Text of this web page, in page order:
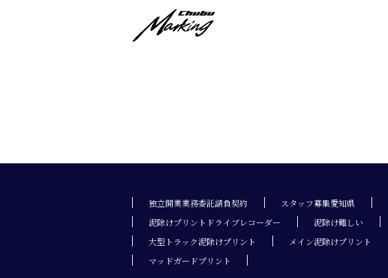
独立開業業務委託請負契約 スタッフ募集愛知県
泥除けプリントドライブレコーダー
泥除け難しい
大型トラック泥除けプリント
メイン泥除けプリント
マッドガードプリント